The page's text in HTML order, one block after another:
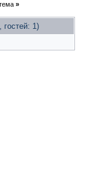
»
гостей: 1)